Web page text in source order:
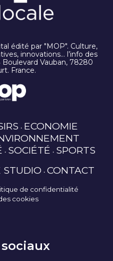
édité par "MOP". Culture,
innovations… l’info des
Vauban, 78280
France.
ECONOMIE
SOCIÉTÉ SPORTS
STUDIO CONTACT
de confidentialité
cookies
sociaux